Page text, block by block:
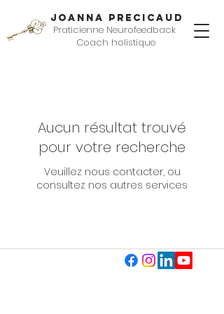
JOANNA PRECICAUD
Praticienne Neurofeedback
Coach holistique
Aucun résultat trouvé
pour votre recherche
Veuillez nous contacter, ou
consultez nos autres services